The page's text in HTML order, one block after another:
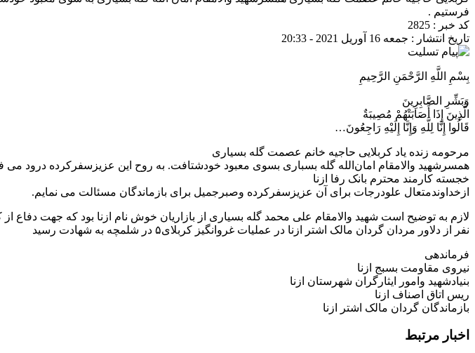
فرستیم .
کد خبر : 2825
تاریخ انتشار : جمعه 16 آوریل 2021 - 20:33
بِسْمِ اللَّهِ الرَّحْمَنِ الرَّحِيمِ
وَبَشِّرِ الصَّابِرِينَ
الَّذِينَ إِذَا أَصَابَتْهُمْ مُصِيبَةٌ
قَالُوا إِنَّا لِلَّهِ وَإِنَّا إِلَيْهِ رَاجِعُونَ…
مرحومه زنده یاد کربلایی حاجیه خانم عصمت گله بسیاری
همسرشهید والامقام امان‌الله گله بسباری بسوی معبود خودشتافت. به روح این عزیزسفرکرده درود
خجسته کارمند محترم بانک رفا ازنا
ازخداوندمتعال علودرجات برای آن عزیزسفرکرده وصبرجمیل برای بازماندگان مسئالت می نمایم.
نفر از دلاور مردان گردان مالک اشتر ازنا در عملیات غروانگیز کربلای۵ در شلمچه به شهادت رسید
فرماندهی
نیروی مقاومت بسبج ازنا
بنیادشهید وامور ایثارگران شهرستان ازنا
ریس اتاق اصناف ازنا
بازماندگان گردان مالک اشتر ازنا
اخبار مرتبط